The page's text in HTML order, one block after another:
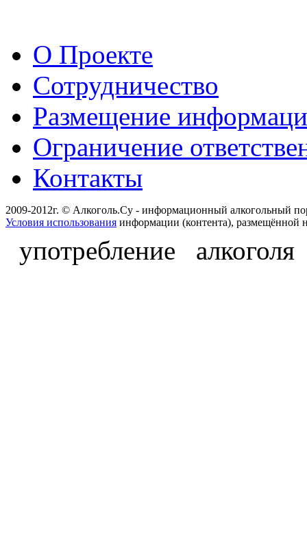
О Проекте
Сотрудничество
Размещение
Ограничение
Контакты
2009-2012г. © Алкоголь.Су - информационный алкогольный
Условия использования информации (контента), размещённой
употребление